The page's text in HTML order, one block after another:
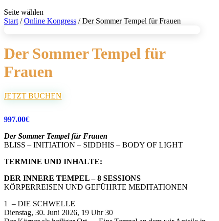
Seite wählen
Start /Online Kongress / Der Sommer Tempel für Frauen
Der Sommer Tempel für
Frauen
JETZT BUCHEN
997.00€
Der Sommer Tempel für Frauen
BLISS – INITIATION – SIDDHIS – BODY OF LIGHT
TERMINE UND INHALTE:
DER INNERE TEMPEL – 8 SESSIONS
KÖRPERREISEN UND GEFÜHRTE MEDITATIONEN
1 – DIE SCHWELLE
Dienstag, 30. Juni 2026, 19 Uhr 30